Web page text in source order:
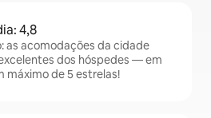
4,8
as acomodações da cidade
dos hóspedes — em
máximo de 5 estrelas!